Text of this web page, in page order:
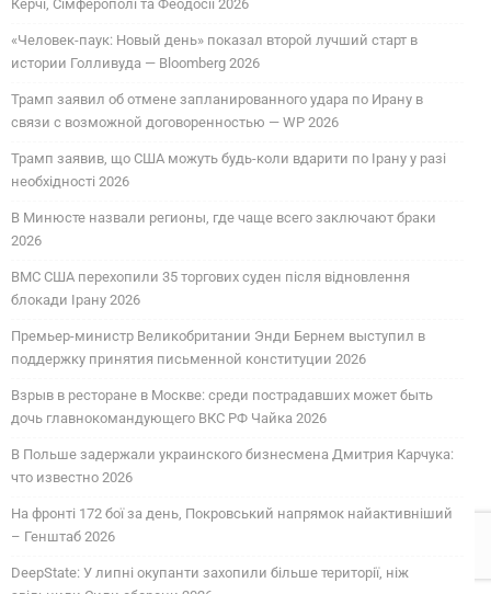
Керчі, Сімферополі та Феодосії 2026
«Человек-паук: Новый день» показал второй лучший старт в
истории Голливуда — Bloomberg 2026
Трамп заявил об отмене запланированного удара по Ирану в
связи с возможной договоренностью — WP 2026
Трамп заявив, що США можуть будь-коли вдарити по Ірану у разі
необхідності 2026
В Минюсте назвали регионы, где чаще всего заключают браки
2026
ВМС США перехопили 35 торгових суден після відновлення
блокади Ірану 2026
Премьер-министр Великобритании Энди Бернем выступил в
поддержку принятия письменной конституции 2026
Взрыв в ресторане в Москве: среди пострадавших может быть
дочь главнокомандующего ВКС РФ Чайка 2026
В Польше задержали украинского бизнесмена Дмитрия Карчука:
что известно 2026
На фронті 172 бої за день, Покровський напрямок найактивніший
– Генштаб 2026
DeepState: У липні окупанти захопили більше території, ніж